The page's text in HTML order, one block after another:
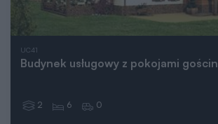
UC41
Budynek usługowy z pokojami
2 6 0